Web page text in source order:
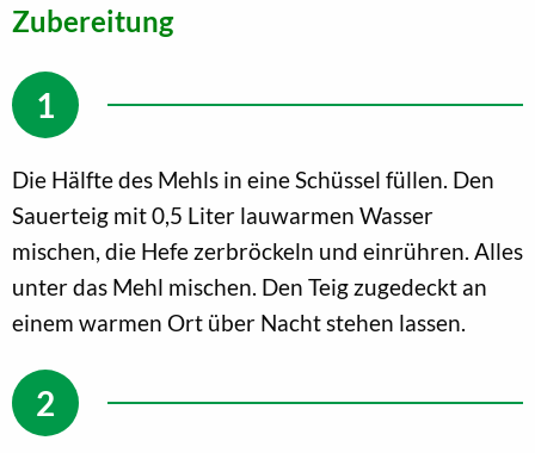
Zubereitung
Die Hälfte des Mehls in eine Schüssel füllen. Den
Sauerteig mit 0,5 Liter lauwarmen Wasser
mischen, die Hefe zerbröckeln und einrühren. Alles
unter das Mehl mischen. Den Teig zugedeckt an
einem warmen Ort über Nacht stehen lassen.